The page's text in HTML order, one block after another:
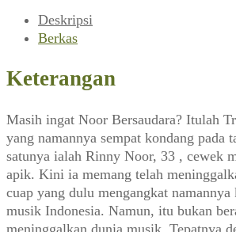
Oktober
1988)
Deskripsi
Berkas
Keterangan
Masih ingat Noor Bersaudara? Itulah
yang namannya sempat kondang pada
satunya ialah Rinny Noor, 33 , cewek
apik. Kini ia memang telah
cuap yang dulu mengangkat namannya
musik Indonesia. Namun, itu bukan
meninggalkan dunia musik. Tepatnya